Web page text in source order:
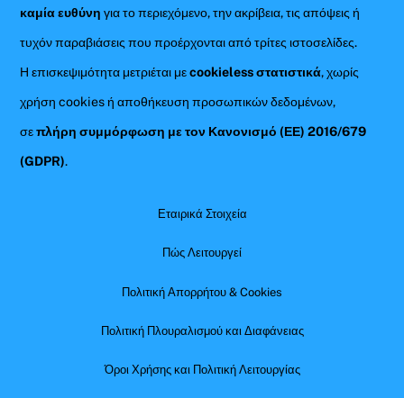
καμία ευθύνη για το περιεχόμενο, την ακρίβεια, τις απόψεις ή
τυχόν παραβιάσεις που προέρχονται από τρίτες ιστοσελίδες.
Η επισκεψιμότητα μετριέται μεcookieless στατιστικά, χωρίς
χρήση cookies ή αποθήκευση προσωπικών δεδομένων,
σεπλήρη συμμόρφωση με τον Κανονισμό (ΕΕ) 2016/679
(GDPR).
Εταιρικά Στοιχεία
Πώς Λειτουργεί
Πολιτική Απορρήτου & Cookies
Πολιτική Πλουραλισμού και Διαφάνειας
Όροι Χρήσης και Πολιτική Λειτουργίας